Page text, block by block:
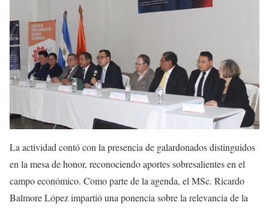
La actividad contó con la presencia de galardonados distinguidos
en la mesa de honor, reconociendo aportes sobresalientes en el
campo económico. Como parte de la agenda, el MSc. Ricardo
Balmore López impartió una ponencia sobre la relevancia de la